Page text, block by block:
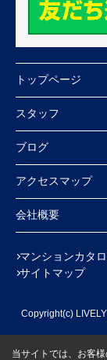
トップページ
スタッフ
ブログ
アクセスマップ
会社概要
マンションカタ
サイトマップ
Copyright(c)
当サイトでは、お客